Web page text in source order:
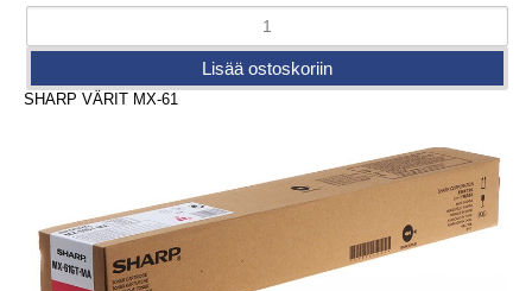
SHARP VÄRIT MX-61